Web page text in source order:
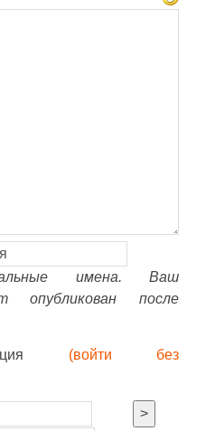
имена. Ваш
опубликован после
(войти без
>